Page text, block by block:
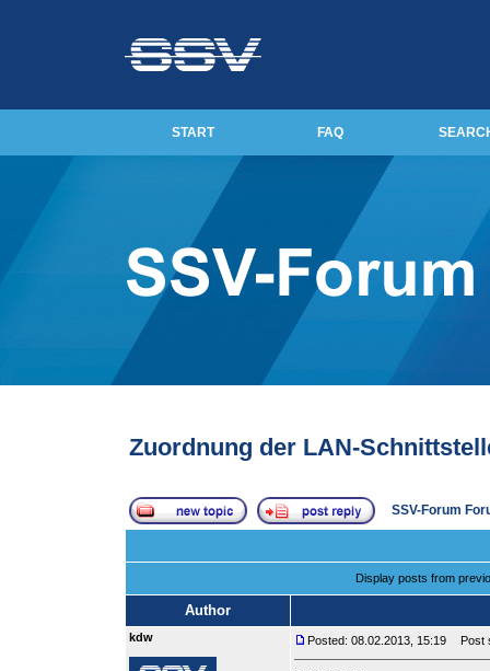
START FAQ
Zuordnung der LAN-
SSV-Forum
Display posts from
Author
kdw Posted: 08.02.2013, 15:19 Post